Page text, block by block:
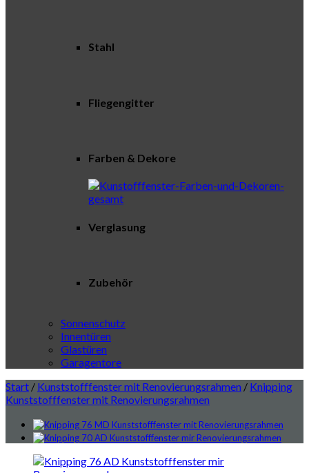
Stahl
Fliegengitter
Farben & Dekore
Verglasung
Zubehör
Sonnenschutz
Innentüren
Glastüren
Garagentore
Start / Kunststofffenster mit Renovierungsrahmen / Knipping
Kunststofffenster mit Renovierungsrahmen